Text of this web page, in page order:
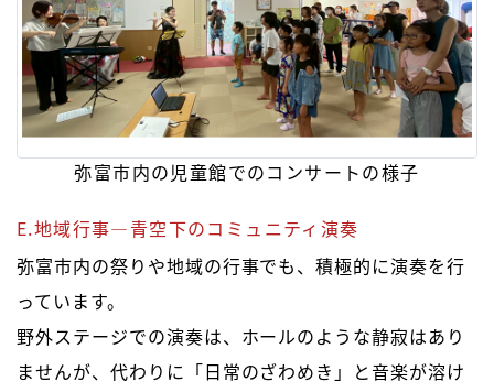
弥富市内の児童館でのコンサートの様子
E.地域行事―青空下のコミュニティ演奏
弥富市内の祭りや地域の行事でも、積極的に演奏を行
っています。
野外ステージでの演奏は、ホールのような静寂はあり
ませんが、代わりに「日常のざわめき」と音楽が溶け